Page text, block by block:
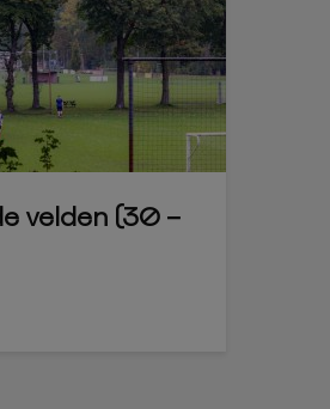
velden (30 –